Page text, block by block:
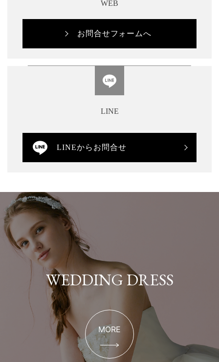
WEB
お問合せフォームへ
LINE
LINEからお問合せ
WEDDING DRESS
MORE